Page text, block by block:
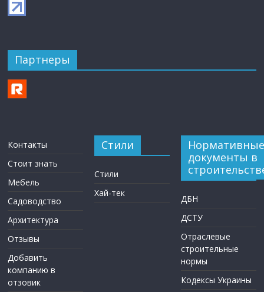
Партнеры
Контакты
Стоит знать
Мебель
Садоводство
Архитектура
Отзывы
Добавить
компанию в
отзовик
Стили
Стили
Хай-тек
Нормативные
документы в
ДБН
ДСТУ
Отраслевые
строительные
нормы
Кодексы Украины